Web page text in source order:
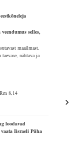
selles,
maailmast.
nähtava ja
Rm 8,14
loodavad
Iisraeli Püha